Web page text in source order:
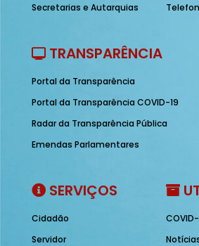
Secretarias e Autarquias
TRANSPARÊNCIA
Portal da Transparência
Portal da Transparência COVID-19
Radar da Transparência Pública
Emendas Parlamentares
SERVIÇOS
Cidadão
Servidor
COVID-